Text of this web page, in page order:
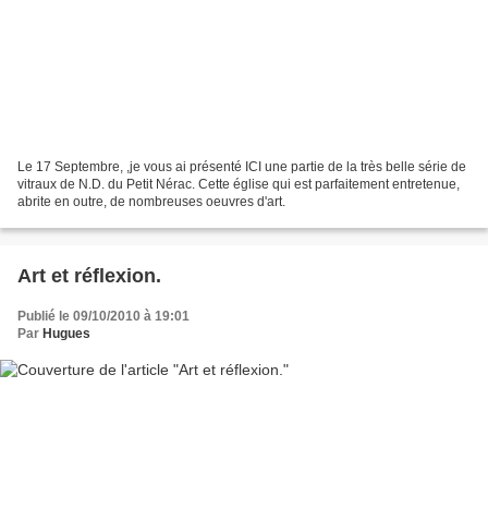
Le 17 Septembre, ,je vous ai présenté ICI une partie de la très belle série de
vitraux de N.D. du Petit Nérac. Cette église qui est parfaitement entretenue,
abrite en outre, de nombreuses oeuvres d'art.
Art et réflexion.
Publié le 09/10/2010 à 19:01
Par Hugues